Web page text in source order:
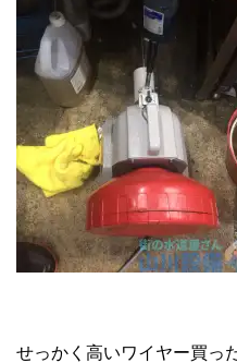
せっかく高いワイヤー買っ